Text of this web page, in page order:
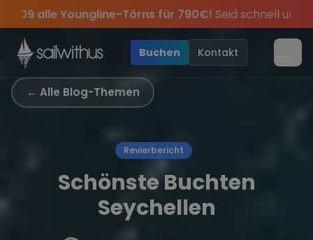
Skip to content
für 790€!Seid schnell und sichert euch die letzten
Sichere Dir jetztDein Meilenbuch und Deine
Angebote mehr Sowie20€ Rabatt auf deinen
dabei. Season Closing Party 2026!Die Saison
Buchen Kontakt
← Alle Blog-Themen
Revierbericht
Schönste Buchten
Seychellen